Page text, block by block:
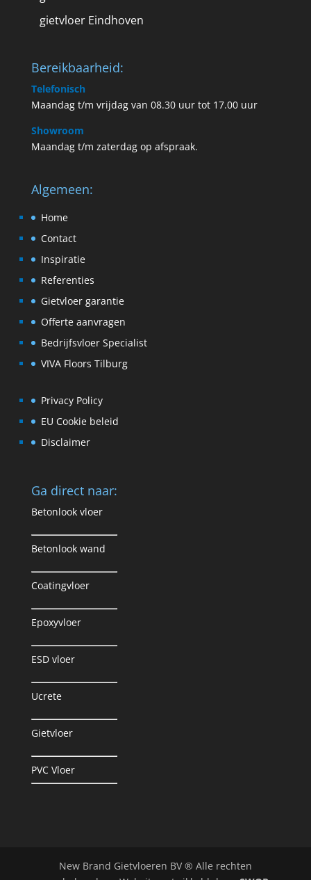
gietvloer Eindhoven
Bereikbaarheid:
Telefonisch
Maandag t/m vrijdag van 08.30 uur tot 17.00 uur
Showroom
Maandag t/m zaterdag op afspraak.
Algemeen:
Home
Contact
Inspiratie
Referenties
Gietvloer garantie
Offerte aanvragen
Bedrijfsvloer Specialist
VIVA Floors Tilburg
Privacy Policy
EU Cookie beleid
Disclaimer
Ga direct naar:
Betonlook vloer
Betonlook wand
Coatingvloer
Epoxyvloer
ESD vloer
Ucrete
Gietvloer
PVC Vloer
New Brand Gietvloeren BV ® Alle rechten